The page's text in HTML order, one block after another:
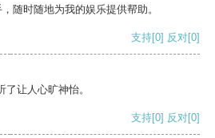
随时随地为我的娱乐提供帮助。
支持[0] 反对[0]
让人心旷神怡。
支持[0] 反对[0]